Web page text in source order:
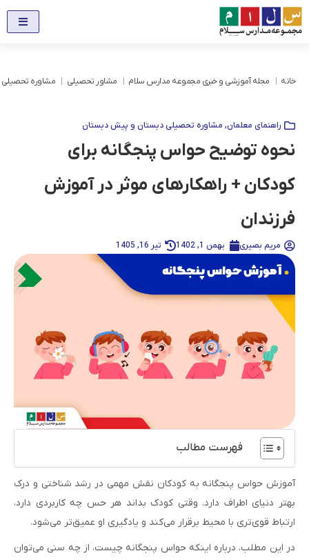
خانه مجله آموزشی و خبری مجموعه مدارس سلام مشاور تحصیلی مشاوره
راهنمای معلمان, مشاوره تحصیلی دبستان و پیش دبستان
نحوه توضیح حواس پنجگانه برای
کودکان + راهکارهای موثر در آموزش
فرزندان
مریم بصیری بهمن 1, 1402 تیر 16, 1405
فهرست مطالب
آموزش حواس پنجگانه به کودکان نقش مهمی در رشد شناختی و درک
بهتر دنیای اطراف دارد. وقتی کودک بداند هر حس چه کاربردی دارد،
ارتباط قوی‌تری با محیط برقرار می‌کند و یادگیری او عمیق‌تر می‌شود.
در این مطلب، درباره اینکه حواس پنجگانه چیست، از چه سنی می‌توان